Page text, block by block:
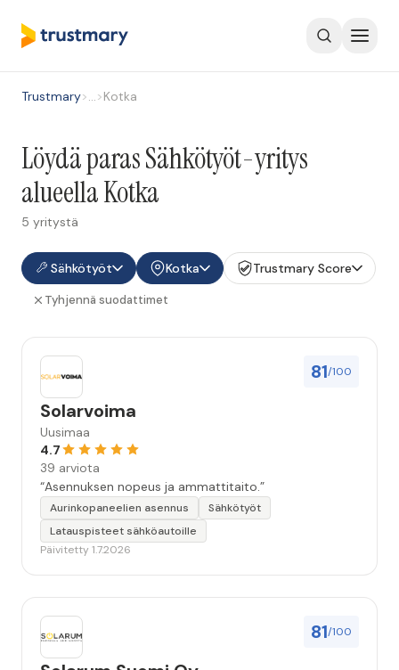
Trustmary>…>Kotka
Löydä paras Sähkötyöt-yritys
alueella Kotka
5 yritystä
Sähkötyöt Kotka Trustmary Score
Tyhjennä suodattimet
81/100
Solarvoima
Uusimaa
4.7
39 arviota
“Asennuksen nopeus ja ammattitaito.”
Aurinkopaneelien asennus
Sähkötyöt
Latauspisteet sähköautoille
Päivitetty 1.7.2026
81/100